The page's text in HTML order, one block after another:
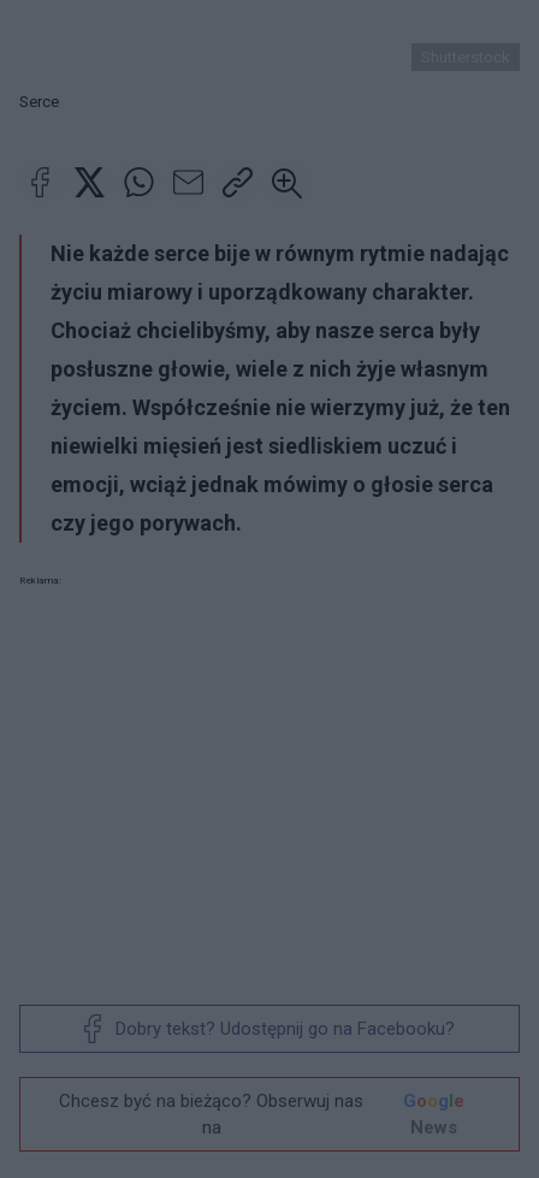
Serce
Nie każde serce bije w równym rytmie nadając
życiu miarowy i uporządkowany charakter.
Chociaż chcielibyśmy, aby nasze serca były
posłuszne głowie, wiele z nich żyje własnym
życiem. Współcześnie nie wierzymy już, że ten
niewielki mięsień jest siedliskiem uczuć i
emocji, wciąż jednak mówimy o głosie serca
czy jego porywach.
Reklama:
Dobry tekst? Udostępnij go na Facebooku?
Chcesz być na bieżąco? Obserwuj nas
na
Google
News